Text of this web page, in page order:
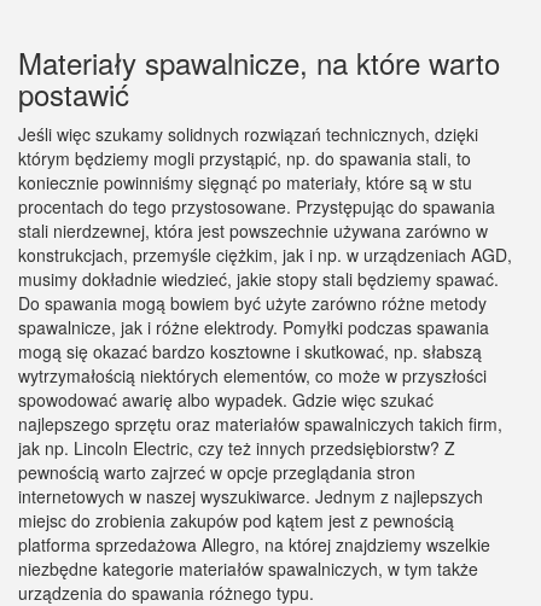
Materiały spawalnicze, na które warto
postawić
Jeśli więc szukamy solidnych rozwiązań technicznych, dzięki
którym będziemy mogli przystąpić, np. do spawania stali, to
koniecznie powinniśmy sięgnąć po materiały, które są w stu
procentach do tego przystosowane. Przystępując do spawania
stali nierdzewnej, która jest powszechnie używana zarówno w
konstrukcjach, przemyśle ciężkim, jak i np. w urządzeniach AGD,
musimy dokładnie wiedzieć, jakie stopy stali będziemy spawać.
Do spawania mogą bowiem być użyte zarówno różne metody
spawalnicze, jak i różne elektrody. Pomyłki podczas spawania
mogą się okazać bardzo kosztowne i skutkować, np. słabszą
wytrzymałością niektórych elementów, co może w przyszłości
spowodować awarię albo wypadek. Gdzie więc szukać
najlepszego sprzętu oraz materiałów spawalniczych takich firm,
jak np. Lincoln Electric, czy też innych przedsiębiorstw? Z
pewnością warto zajrzeć w opcje przeglądania stron
internetowych w naszej wyszukiwarce. Jednym z najlepszych
miejsc do zrobienia zakupów pod kątem jest z pewnością
platforma sprzedażowa Allegro, na której znajdziemy wszelkie
niezbędne kategorie materiałów spawalniczych, w tym także
urządzenia do spawania różnego typu.